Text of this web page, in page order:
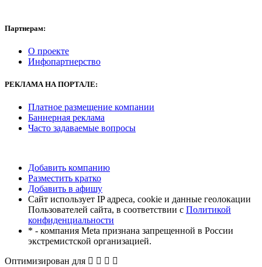
Партнерам:
О проекте
Инфопартнерство
РЕКЛАМАНА ПОРТАЛЕ:
Платное размещение компании
Баннерная реклама
Часто задаваемые вопросы
Добавить компанию
Разместить кратко
Добавить в афишу
Сайт использует IP адреса, cookie и данные геолокации
Пользователей сайта, в соответствии с Политикой
конфиденциальности
* - компания Meta признана запрещенной в России
экстремистской организацией.
Оптимизирован для